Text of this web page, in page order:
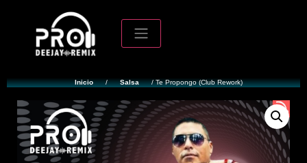
Inicio / Salsa / Te Propongo (Club Rework)